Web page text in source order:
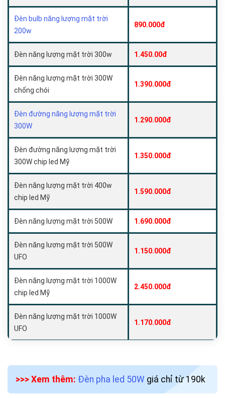
Đèn bulb năng lượng mặt trời
200w
890.000đ
Đèn năng lượng mặt trời 300w 1.450.00đ
Đèn năng lượng mặt trời 300W
chống chói
1.390.000đ
Đèn đường năng lượng mặt trời
300W
1.290.000đ
Đèn đường năng lượng mặt trời
300W chip led Mỹ
1.350.000đ
Đèn năng lượng mặt trời 400w
chip led Mỹ
1.590.000đ
Đèn năng lượng mặt trời 500W 1.690.000đ
Đèn năng lượng mặt trời 500W
UFO
1.150.000đ
Đèn năng lượng mặt trời 1000W
chip led Mỹ
2.450.000đ
Đèn năng lượng mặt trời 1000W
UFO
1.170.000đ
>>> Xem thêm: Đèn pha led 50W giá chỉ từ 190k